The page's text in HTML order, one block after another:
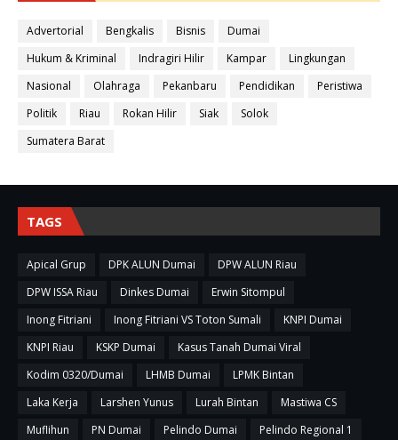
Advertorial Bengkalis Bisnis
Dumai
Hukum & Kriminal
Indragiri Hilir Kampar
Lingkungan
Nasional
Olahraga Pekanbaru Pendidikan
Peristiwa
Politik
Riau Rokan Hilir Siak
Solok
Sumatera Barat
TAGS
Apical Grup DPK ALUN Dumai
DPW ALUN Riau
DPW ISSA Riau
Dinkes Dumai
Erwin Sitompul
Inong Fitriani
Inong Fitriani VS Toton Sumali
KNPI Dumai
KNPI Riau
KSKP Dumai
Kasus Tanah Dumai Viral
Kodim 0320/Dumai
LHMB Dumai
LPMK Bintan
Laka Kerja
Larshen Yunus Lurah Bintan
Mastiwa CS
Muflihun
PN Dumai Pelindo Dumai
Pelindo Regional 1